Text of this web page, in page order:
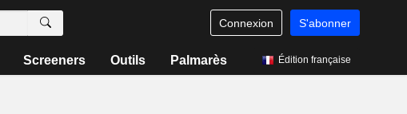
Connexion S'abonner
Screeners Outils Palmarès Édition française